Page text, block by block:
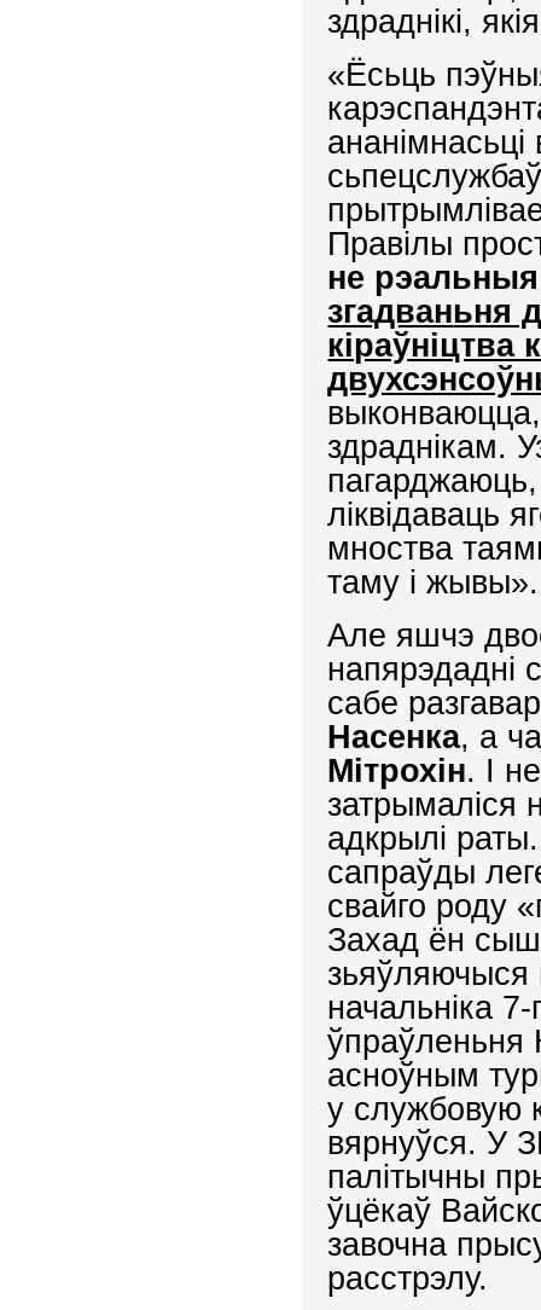
здраднікі,
«Ёсьць
Правілы
не рэальныя
згадваньня
кіраўніцтва
здраднікам.
пагарджаюць,
ліквідаваць
мноства
таму і жывы».
Але яшчэ
напярэдадні
сабе
Насенка, а
Мітрохін. І
затрымаліся
адкрылі
сапраўды
свайго роду
Захад ён
зьяўляючыся
начальніка
ўпраўленьня
асноўным
у службовую
вярнуўся. У
палітычны
ўцёкаў
завочна
расстрэлу.